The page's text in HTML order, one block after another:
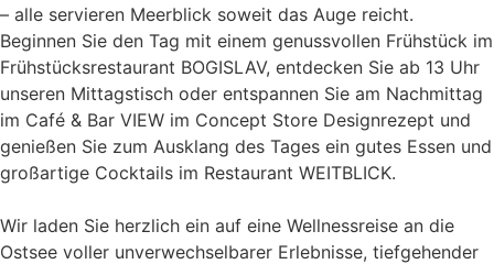
– alle servieren Meerblick soweit das Auge reicht.
Beginnen Sie den Tag mit einem genussvollen Frühstück im
Frühstücksrestaurant BOGISLAV, entdecken Sie ab 13 Uhr
unseren Mittagstisch oder entspannen Sie am Nachmittag
im Café & Bar VIEW im Concept Store Designrezept und
genießen Sie zum Ausklang des Tages ein gutes Essen und
großartige Cocktails im Restaurant WEITBLICK.
Wir laden Sie herzlich ein auf eine Wellnessreise an die
Ostsee voller unverwechselbarer Erlebnisse, tiefgehender